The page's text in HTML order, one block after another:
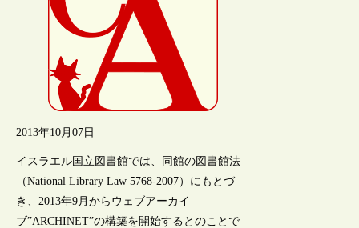
2013年10月07日
イスラエル国立図書館では、同館の図書館法
（National Library Law 5768-2007）にもとづ
き、2013年9月からウェブアーカイ
ブ”ARCHINET”の構築を開始するとのことで